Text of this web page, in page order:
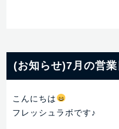
(お知らせ)7月の営
こんにちは
フレッシュラボです♪